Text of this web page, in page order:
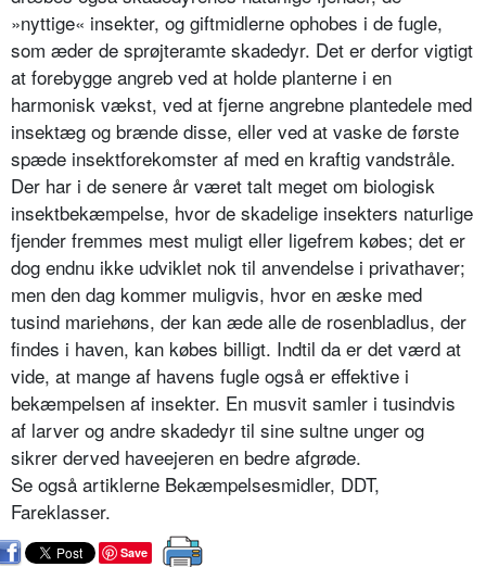
»nyttige« insekter, og giftmid­lerne ophobes i de fugle,
som æder de sprøjteramte skadedyr. Det er derfor vigtigt
at forebygge angreb ved at hol­de planterne i en
harmonisk vækst, ved at fjerne angrebne plantedele med
insektæg og brænde disse, eller ved at vaske de første
spæde insektforekom­ster af med en kraftig vandstråle.
Der har i de senere år været talt meget om biologisk
insektbekæmpelse, hvor de skadelige insekters naturlige
fjender fremmes mest muligt eller ligefrem købes; det er
dog endnu ikke udviklet nok til anvendelse i privathaver;
men den dag kommer muligvis, hvor en æske med
tusind mariehøns, der kan æde alle de rosenbladlus, der
findes i haven, kan købes billigt. Indtil da er det værd at
vide, at mange af havens fugle også er effektive i
bekæmpelsen af insekter. En musvit samler i tusind­vis
af larver og andre skadedyr til sine sultne unger og
sikrer derved haveeje­ren en bedre afgrøde.
Se også artiklerne Bekæmpelsesmid­ler, DDT,
Fareklasser.
Save